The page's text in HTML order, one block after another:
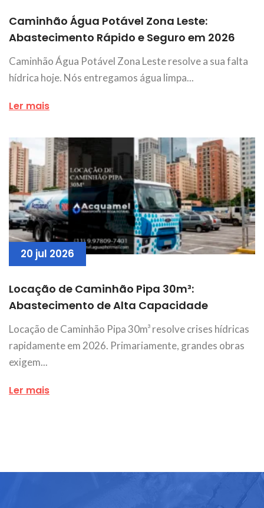
Caminhão Água Potável Zona Leste:
Abastecimento Rápido e Seguro em 2026
Caminhão Água Potável Zona Leste resolve a sua falta
hídrica hoje. Nós entregamos água limpa...
Ler mais
20 jul 2026
Locação de Caminhão Pipa 30m³:
Abastecimento de Alta Capacidade
Locação de Caminhão Pipa 30m³ resolve crises hídricas
rapidamente em 2026. Primariamente, grandes obras
exigem...
Ler mais